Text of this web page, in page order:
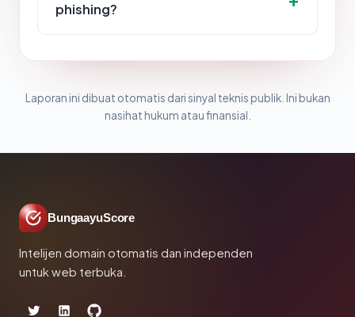
phishing?
Laporan ini dibuat otomatis dari sinyal teknis publik. Ini bukan
nasihat hukum atau finansial.
BungaayuScore
Intelijen domain otomatis dan independen
untuk web terbuka.